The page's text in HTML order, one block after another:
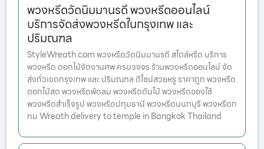
พวงหรีดวัดนิมมานรดี พวงหรีดออนไลน์
บริการจัดส่งพวงหรีดในกรุงเทพ และ
ปริมณฑล
StyleWreath.com พวงหรีดวัดนิมมานรดี สไตล์หรีด บริการ
พวงหรีด ดอกไม้จัดงานศพ ครบวงจร ร้านพวงหรีดออนไลน์ จัด
ส่งทั่วเขตกรุงเทพ และ ปริมณฑล ดีไซน์สวยหรู ราคาถูก พวงหรีด
ดอกไม้สด พวงหรีดพัดลม พวงหรีดต้นไม้ พวงหรีดของใช้
พวงหรีดสำเร็จรูป พวงหรีดปทุมธานี พวงหรีดนนทบุรี พวงหรีดก
ทม Wreath delivery to temple in Bangkok Thailand